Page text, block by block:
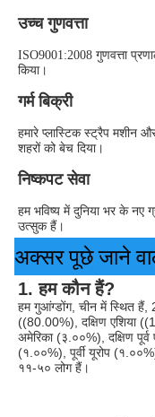
उच्च गुणवत्ता
ISO9001:2008 गुणवत्ता
किया।
गर्म बिक्री
हमारे प्लास्टिक स्ट्रैप मशीन
शहरों को बेच दिया।
निष्कपट सेवा
हम भविष्य में दुनिया भर के नए
उत्सुक हैं।
अक्सर पूछे जाने
1. हम कौन हैं?
हम गुआंग्डोंग, चीन में स्थित
((80.00%), दक्षिण एशिया
अमेरिका (३.००%), दक्षिण
(१.००%), पूर्वी यूरोप
११-५० लोग हैं।